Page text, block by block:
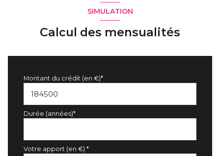
SIMULATION
Calcul des mensualités
Montant du crédit (en €)*
Durée (années)*
Votre apport (en €) *